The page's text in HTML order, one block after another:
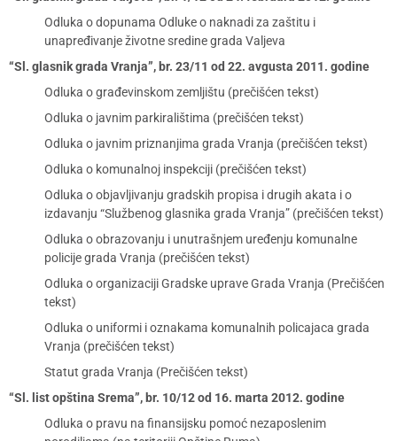
Odluka o dopunama Odluke o naknadi za zaštitu i
unapređivanje životne sredine grada Valjeva
“Sl. glasnik grada Vranja”, br. 23/11 od 22. avgusta 2011. godine
Odluka o građevinskom zemljištu (prečišćen tekst)
Odluka o javnim parkiralištima (prečišćen tekst)
Odluka o javnim priznanjima grada Vranja (prečišćen tekst)
Odluka o komunalnoj inspekciji (prečišćen tekst)
Odluka o objavljivanju gradskih propisa i drugih akata i o
izdavanju “Službenog glasnika grada Vranja” (prečišćen tekst)
Odluka o obrazovanju i unutrašnjem uređenju komunalne
policije grada Vranja (prečišćen tekst)
Odluka o organizaciji Gradske uprave Grada Vranja (Prečišćen
tekst)
Odluka o uniformi i oznakama komunalnih policajaca grada
Vranja (prečišćen tekst)
Statut grada Vranja (Prečišćen tekst)
“Sl. list opština Srema”, br. 10/12 od 16. marta 2012. godine
Odluka o pravu na finansijsku pomoć nezaposlenim